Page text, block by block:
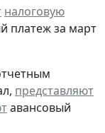
налоговую
платеж за март
представляют
авансовый